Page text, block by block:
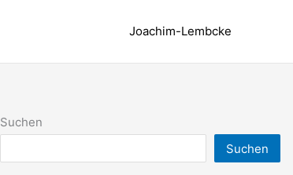
Joachim-Lembcke
Suchen
Suchen